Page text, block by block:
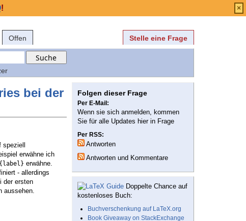
Offen Stelle eine Frage
bei der
erwähne ich
erwähne.
- allerdings
der ersten
aussehen.
Folgen dieser Frage
Per E-Mail:
Wenn sie sich anmelden, kommen
Sie für alle Updates hier in Frage
Per RSS:
Antworten
Antworten und Kommentare
Doppelte Chance auf
kostenloses Buch:
Buchverschenkung auf LaTeX.org
Book Giveaway on StackExchange
! ×